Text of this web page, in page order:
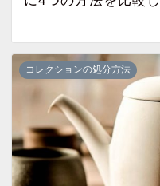
コレクションの処分方法